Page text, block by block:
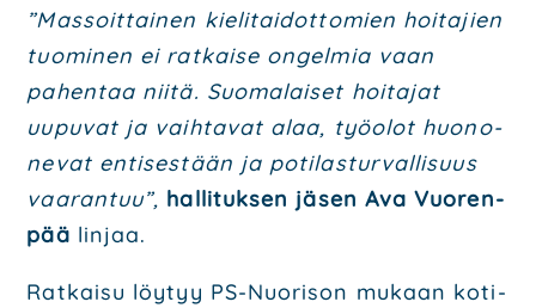
”Mas­soit­tai­nen kie­li­tai­dot­to­mien hoi­ta­jien
tuo­mi­nen ei rat­kai­se ongel­mia vaan
pahen­taa nii­tä. Suo­ma­lai­set hoi­ta­jat
uupu­vat ja vaih­ta­vat alaa, työ­olot huo­no­
ne­vat enti­ses­tään ja poti­las­tur­val­li­suus
vaa­ran­tuu”, hal­li­tuk­sen jäsen Ava Vuo­ren­
pää lin­jaa.
Rat­kai­su löy­tyy PS-Nuo­ri­son mukaan koti­